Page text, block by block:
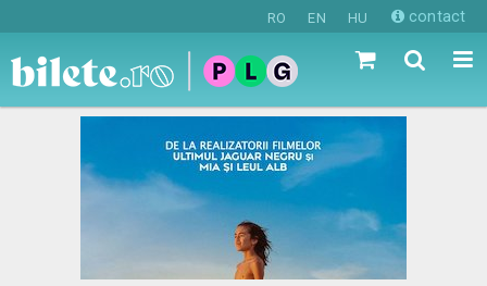
RO EN HU contact